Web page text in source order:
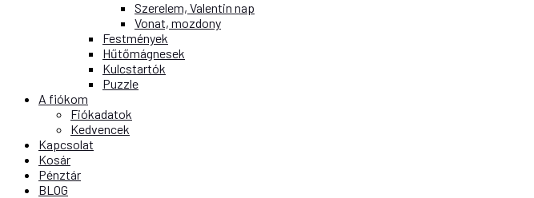
Szerelem, Valentin nap
Vonat, mozdony
Festmények
Hűtőmágnesek
Kulcstartók
Puzzle
A fiókom
Fiókadatok
Kedvencek
Kapcsolat
Kosár
Pénztár
BLOG